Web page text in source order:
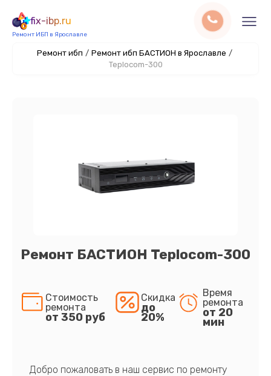
fix-ibp.ru
Ремонт ИБП в Ярославле
Ремонт ибп / Ремонт ибп БАСТИОН в Ярославле /
Teplocom-300
Ремонт БАСТИОН Teplocom-300
Стоимость
ремонта
от 350 руб
Скидка
до
20%
Время
ремонта
от 20
мин
Добро пожаловать в наш сервис по ремонту